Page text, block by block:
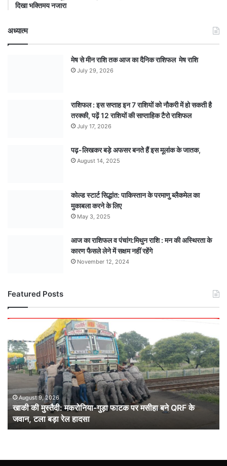
दिखा भक्तिमय नजारा
अध्यात्म
मेष से मीन राशि तक आज का दैनिक राशिफल मेष राशि
July 29, 2026
राशिफल : इस सप्ताह इन 7 राशियों को नौकरी में हो सकती है
तरक्की, पढ़ें 12 राशियों की साप्ताहिक टैरो राशिफल
July 17, 2026
पढ़-लिखकर बड़े अफसर बनते हैं इस मूलांक के जातक,
August 14, 2025
कोल्ड स्टार्ट सिद्धांत: पाकिस्तान के परमाणु ब्लैकमेल का
मुकाबला करने के लिए
May 3, 2025
आज का राशिफल व पंचांग:मिथुन राशि : मन की अस्थिरता के
कारण फैसले लेने में सक्षम नहीं रहेंगे
November 12, 2024
Featured Posts
मुस्तैदी:
मकरोनिया-
गुड़ा
फाटक
पर
मसीहा
बने
QRF
के
बड़ा
August 9, 2026
खाकी की मुस्तैदी: मकरोनिया-गुड़ा फाटक पर मसीहा बने QRF के
जवान, टला बड़ा रेल हादसा